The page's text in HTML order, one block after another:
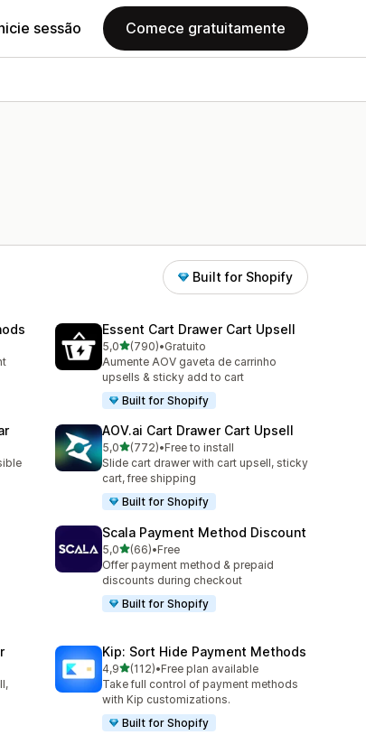
sessão Comece gratuitamente
Built for Shopify
Essent Cart Drawer Cart Upsell
5,0de 5 estrelas
(790)
790 total de avaliações
•Gratuito
Aumente AOV gaveta de carrinho
upsells & sticky add to cart
Built for Shopify
AOV.ai Cart Drawer Cart Upsell
5,0de 5 estrelas
(772)
772 total de avaliações
•Free to install
Slide cart drawer with cart upsell, sticky
cart, free shipping
Built for Shopify
Scala Payment Method Discount
5,0de 5 estrelas
(66)
66 total de avaliações
•Free
Offer payment method & prepaid
discounts during checkout
Built for Shopify
Kip: Sort Hide Payment Methods
4,9de 5 estrelas
(112)
112 total de avaliações
•Free plan available
Take full control of payment methods
with Kip customizations.
Built for Shopify